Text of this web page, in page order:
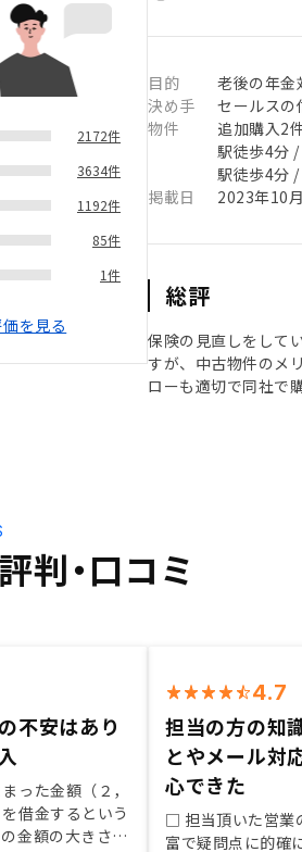
2172件
3634件
1192件
85件
1件
を見る
目的
老後の年金
決め手
セールスの
物件
追加購入2
駅徒歩4分
駅徒歩4分
掲載日
2023年10
総評
保険の見直しをして
すが、中古物件のメ
ローも適切で同社で
判・口コミ
不安はあり
った金額（２，
借金するという
金額の大きさに
4.7
担当の方の知
とやメール対
心できた
□ 担当頂いた営業
富で疑問点に的確